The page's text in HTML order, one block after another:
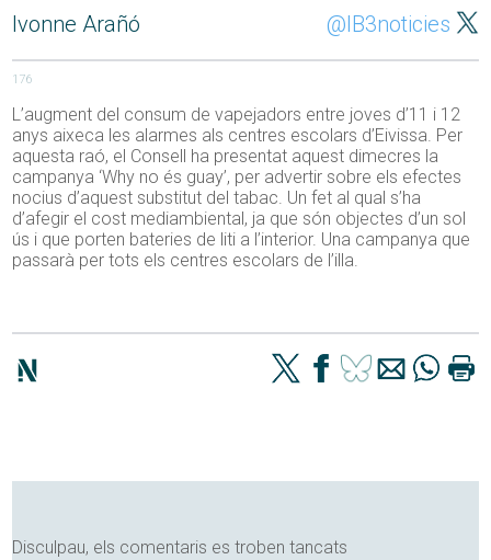
Ivonne Arañó @IB3noticies
176
L’augment del consum de vapejadors entre joves d’11 i 12
anys aixeca les alarmes als centres escolars d’Eivissa. Per
aquesta raó, el Consell ha presentat aquest dimecres la
campanya ‘Why no és guay’, per advertir sobre els efectes
nocius d’aquest substitut del tabac. Un fet al qual s’ha
d’afegir el cost mediambiental, ja que són objectes d’un sol
ús i que porten bateries de liti a l’interior. Una campanya que
passarà per tots els centres escolars de l’illa.
Disculpau, els comentaris es troben tancats